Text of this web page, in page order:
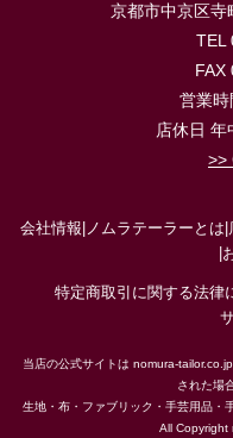
京都市中京区寺
TEL
FAX
営業
店休日 年
>>
会社情報 ノムラテーラーとは
特定商取引に関する法律
当店の公式サイトは nomura-
された場
生地・布・ファブリック・手芸用品
All Copyright